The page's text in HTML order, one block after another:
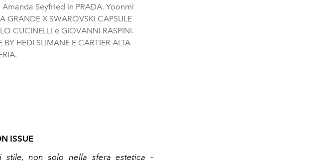
Amanda Seyfried in PRADA. Yoonmi
GRANDE X SWAROVSKI CAPSULE
CUCINELLI e GIOVANNI RASPINI.
HEDI SLIMANE E CARTIER ALTA
ISSUE
non solo nella sfera estetica –